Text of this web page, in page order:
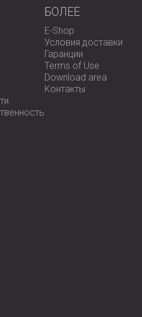
звукоизоляцией!
БОЛЕЕ
E-Shop
Условия доставки
Гаранции
Terms of Use
Download area
Контакты